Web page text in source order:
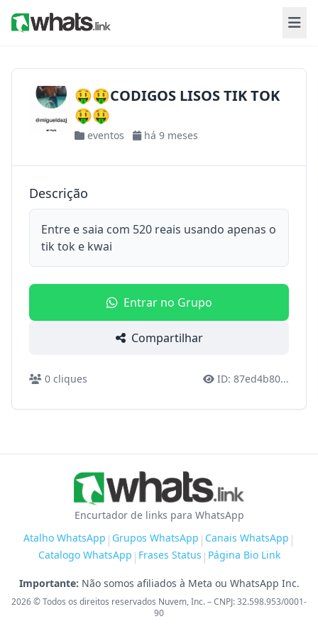
🤑🤑CODIGOS LISOS TIK TOK
🤑🤑
eventos há 9 meses
Descrição
Entre e saia com 520 reais usando apenas o
tik tok e kwai
Entrar no Grupo
Compartilhar
0 cliques ID: 87ed4b80...
Encurtador de links para WhatsApp
Atalho WhatsApp | Grupos WhatsApp | Canais WhatsApp |
Catalogo WhatsApp | Frases Status | Página Bio Link
Importante: Não somos afiliados à Meta ou WhatsApp Inc.
2026© Todos os direitos reservados Nuvem, Inc. – CNPJ: 32.598.953/0001-
90